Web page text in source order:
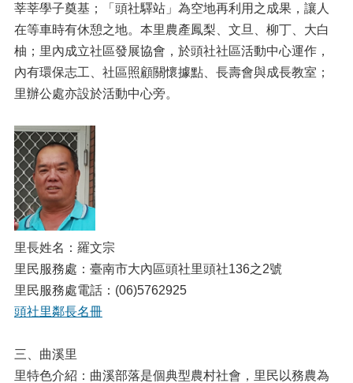
莘莘學子奠基；「頭社驛站」為空地再利用之成果，讓人
在等車時有休憩之地。本里農產鳳梨、文旦、柳丁、大白
柚；里內成立社區發展協會，於頭社社區活動中心運作，
內有環保志工、社區照顧關懷據點、長壽會與成長教室；
里辦公處亦設於活動中心旁。
里長姓名：羅文宗
里民服務處：臺南市大內區頭社里頭社136之2號
里民服務處電話：(06)5762925
頭社里鄰長名冊
三、曲溪里
里特色介紹：曲溪部落是個典型農村社會，里民以務農為